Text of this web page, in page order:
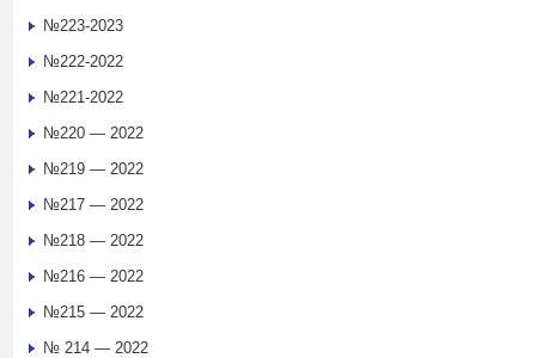
№223-2023
№222-2022
№221-2022
№220 — 2022
№219 — 2022
№217 — 2022
№218 — 2022
№216 — 2022
№215 — 2022
№ 214 — 2022